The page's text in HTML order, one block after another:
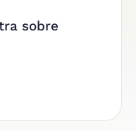
sobre